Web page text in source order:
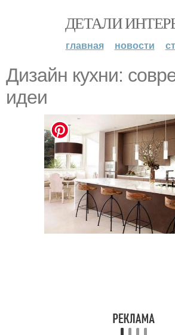
ДЕТАЛИ
главная новости
Дизайн кухни:
идеи